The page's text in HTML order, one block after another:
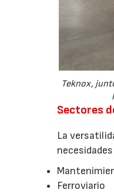
Teknox,
Sectores
La
Ferroviario